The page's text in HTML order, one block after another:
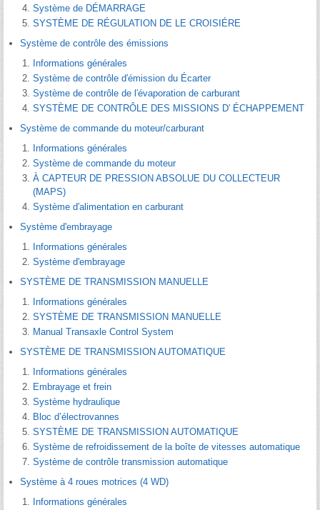
Système de DÉMARRAGE
SYSTÈME DE RÉGULATION DE LE CROISIÉRE
Système de contrôle des émissions
Informations générales
Système de contrôle d′émission du Écarter
Système de contrôle de l′évaporation de carburant
SYSTÈME DE CONTRÔLE DES MISSIONS D′ ÉCHAPPEMENT
Système de commande du moteur/carburant
Informations générales
Système de commande du moteur
À CAPTEUR DE PRESSION ABSOLUE DU COLLECTEUR
(MAPS)
Système d′alimentation en carburant
Système d'embrayage
Informations générales
Système d'embrayage
SYSTÈME DE TRANSMISSION MANUELLE
Informations générales
SYSTÈME DE TRANSMISSION MANUELLE
Manual Transaxle Control System
SYSTÈME DE TRANSMISSION AUTOMATIQUE
Informations générales
Embrayage et frein
Système hydraulique
Bloc d’électrovannes
SYSTÈME DE TRANSMISSION AUTOMATIQUE
Système de refroidissement de la boîte de vitesses automatique
Système de contrôle transmission automatique
Système à 4 roues motrices (4 WD)
Informations générales